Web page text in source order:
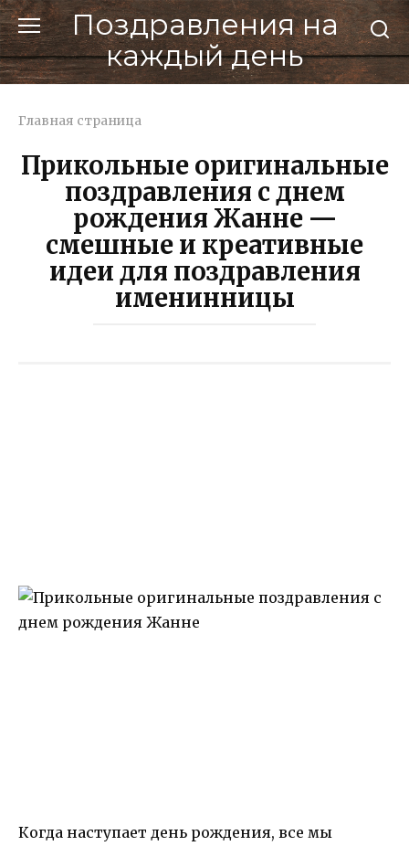
Перейти
к
контенту
Поздравления на
каждый день
Главная страница
Прикольные оригинальные
поздравления с днем
рождения Жанне —
смешные и креативные
идеи для поздравления
именинницы
Когда наступает день рождения, все мы